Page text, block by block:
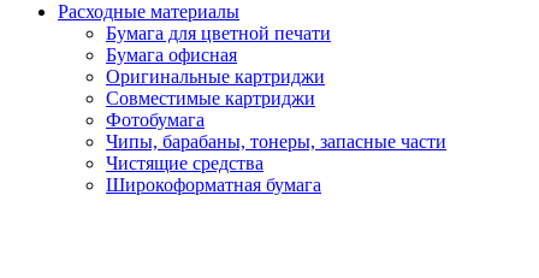
Расходные материалы
Бумага для цветной печати
Бумага офисная
Оригинальные картриджи
Совместимые картриджи
Фотобумага
Чипы, барабаны, тонеры, запасные части
Чистящие средства
Широкоформатная бумага